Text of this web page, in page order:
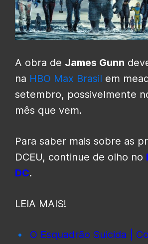
A obra de James Gunn
na HBO Max Brasil em
setembro, possivelmente
mês que vem.
Para saber mais sobre as
DCEU, continue de olho no
DC.
LEIA MAIS!
O Esquadrão Suicida |